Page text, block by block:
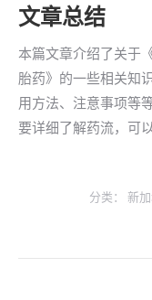
文章总结
本篇文章介绍了关于
胎药》的一些相关知
用方法、注意事项等
要详细了解药流，可
分类： 新